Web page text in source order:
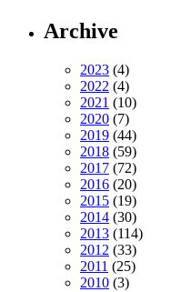
Archive
2023 (4)
2022 (4)
2021 (10)
2020 (7)
2019 (44)
2018 (59)
2017 (72)
2016 (20)
2015 (19)
2014 (30)
2013 (114)
2012 (33)
2011 (25)
2010 (3)